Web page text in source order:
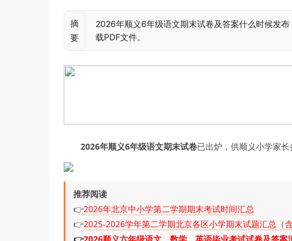
摘
要
2026年顺义6年级语文期末试卷及答案什么时候发
载PDF文件。
2026年顺义6年级语文期末试卷已出炉，供顺义小学家长
推荐阅读
👉2026年北京中小学第二学期期末考试时间汇总
👉2025-2026学年第二学期北京各区小学期末试题汇总（含